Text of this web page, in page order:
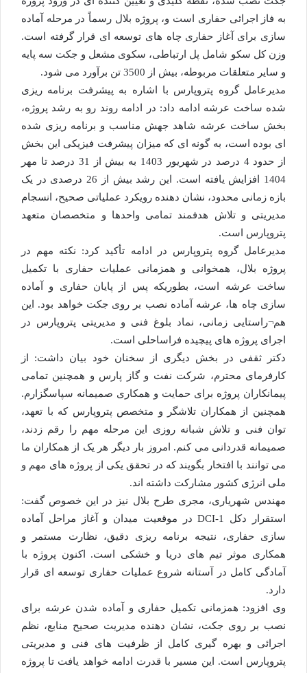
به فاز اجرائی حفاری است و، پروژه بلال رسماً در مرحله آماده
سازی برای آغاز حفاری چاه های توسعه ای قرار گرفته است.
وزن کل سکو شامل پل ارتباطی، سکوی مشعل و جکت سه پایه
و سایر متعلقات مربوطه، بیش از 3500 تن برآورد می شود.
مدیرعامل گروه پتروپارس با اشاره به پیشرفت برنامه ریزی
شده ساخت عرشه ادامه داد: در ادامه روند رو به رشد پروژه،
بخش ساخت عرشه شاهد جهش مناسب و برنامه ریزی شده
ای بوده است، به گونه ای که میزان پیشرفت فیزیکی این بخش
از حدود 4 درصد در شهریور 1403 به بیش از 31 درصد تا مهر
1404 افزایش یافته است. این رشد بیش از 26 درصدی در یک
بازه زمانی محدود، نشان دهنده رویکرد عملیاتی صحیح، انسجام
مدیریتی و تلاش هدفمند تمامی واحدها و متخصصان متعهد
پتروپارس است.
مدیرعامل گروه پتروپارس در ادامه تأکید کرد: نکته مهم در
پروژه بلال، همخوانی و همزمانی عملیات حفاری با تکمیل
ساخت عرشه است، بطوریکه پس از پایان حفاری و آماده
سازی چاه ها، عرشه آماده نصب بر روی جکت خواهد بود. این
هم¬راستایی زمانی، نماد بلوغ فنی و مدیریتی پتروپارس در
اجرای پروژه های پیچیده فراساحلی است.
دکتر ثقفی در بخش دیگری از سخنان خود بیان داشت: از
کارفرمای محترم، شرکت نفت و گاز پارس و همچنین تمامی
پیمانکاران پروژه برای حمایت و همکاری صمیمانه سپاسگزارم.
همچنین از همکاران تلاشگر و متخصص پتروپارس که با تعهد،
توان فنی و تلاش شبانه روزی این مرحله مهم را رقم زدند،
صمیمانه قدردانی می کنم. امروز بار دیگر هر یک از همکاران ما
می توانند با افتخار بگویند که در تحقق یکی از پروژه های مهم و
ملی انرژی کشور مشارکت داشته اند.
مهندس شهریاری، مجری طرح بلال نیز در این خصوص گفت:
استقرار دکل DCI-1 در موقعیت میدان و آغاز مراحل آماده
سازی حفاری، نتیجه برنامه ریزی دقیق، نظارت مستمر و
همکاری موثر تیم های دریا و خشکی است. اکنون پروژه با
آمادگی کامل در آستانه شروع عملیات حفاری توسعه ای قرار
دارد.
وی افزود: همزمانی تکمیل حفاری و آماده شدن عرشه برای
نصب بر روی جکت، نشان دهنده مدیریت صحیح منابع، نظم
اجرائی و بهره گیری کامل از ظرفیت های فنی و مدیریتی
پتروپارس است. این مسیر با قدرت ادامه خواهد یافت تا پروژه